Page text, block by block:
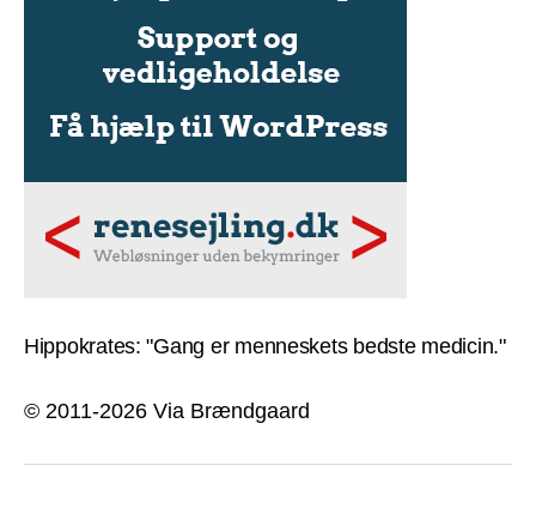
Hippokrates: "Gang er menneskets bedste medicin."
© 2011-2026 Via Brændgaard